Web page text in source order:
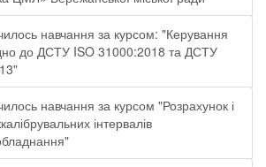
навчання за курсом: "Керування
до ДСТУ ISO 31000:2018 та ДСТУ
навчання за курсом "Розрахунок і
інтервалів